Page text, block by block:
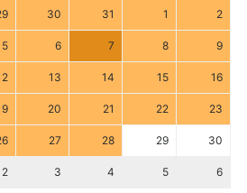
30 31 1 2
5 6 7 8 9
13 14 15 16
20 21 22 23
27 28 29 30
2 3 4 5 6